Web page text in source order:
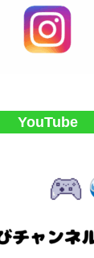
YouTube